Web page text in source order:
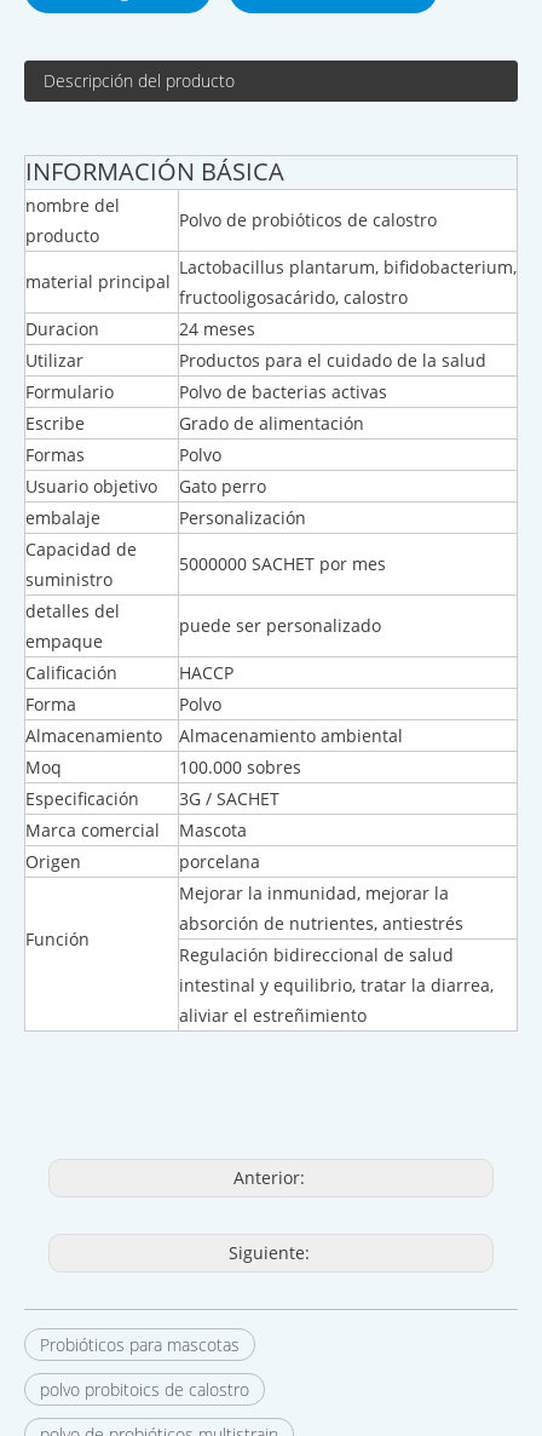
Descripción del producto
INFORMACIÓN BÁSICA
nombre del
producto
Polvo de probióticos de calostro
material principal
Lactobacillus plantarum, bifidobacterium,
fructooligosacárido, calostro
Duracion
24 meses
Utilizar
Productos para el cuidado de la salud
Formulario
Polvo de bacterias activas
Escribe
Grado de alimentación
Formas
Polvo
Usuario objetivo
Gato perro
embalaje
Personalización
Capacidad de
suministro
5000000 SACHET por mes
detalles del
empaque
puede ser personalizado
Calificación
HACCP
Forma
Polvo
Almacenamiento
Almacenamiento ambiental
Moq
100.000 sobres
Especificación
3G / SACHET
Marca comercial
Mascota
Origen
porcelana
Función
Mejorar la inmunidad, mejorar la
absorción de nutrientes, antiestrés
Regulación bidireccional de salud
intestinal y equilibrio, tratar la diarrea,
aliviar el estreñimiento
Anterior:
Siguiente:
Probióticos para mascotas
polvo probitoics de calostro